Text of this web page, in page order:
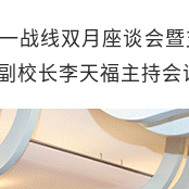
战线双月座谈会
校长李天福主持会